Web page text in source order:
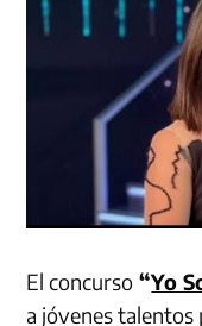
El concurso “Yo
a jóvenes talentos